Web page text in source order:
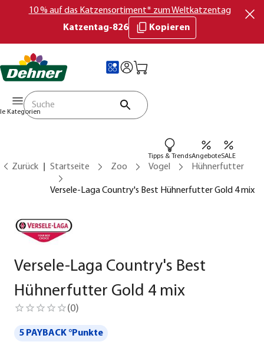
10 % auf das Katzensortiment* zum Weltkatzentag
Katzentag-826
Kopieren
Kategorien
Tipps & TrendsAngeboteSALE
Zurück Startseite Zoo Vogel Hühnerfutter
Versele-Laga Country's Best Hühnerfutter Gold 4 mix
Versele-Laga Country's Best
Hühnerfutter Gold 4 mix
(0)
5 PAYBACK °Punkte